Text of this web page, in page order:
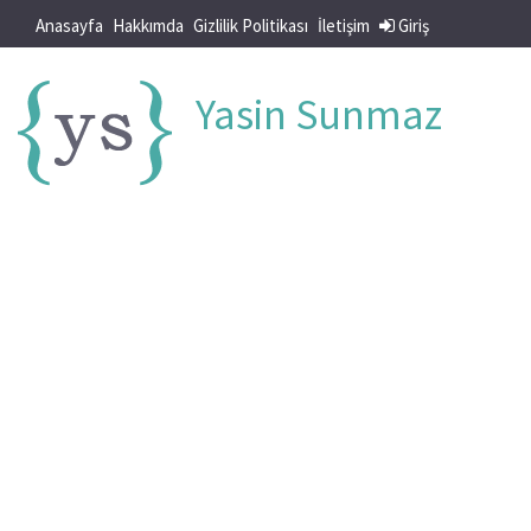
Anasayfa Hakkımda Gizlilik Politikası İletişim Giriş
Yasin Sunmaz